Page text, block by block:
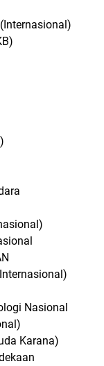
Nasional
Karana)